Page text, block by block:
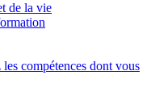
de la vie
compétences dont vous